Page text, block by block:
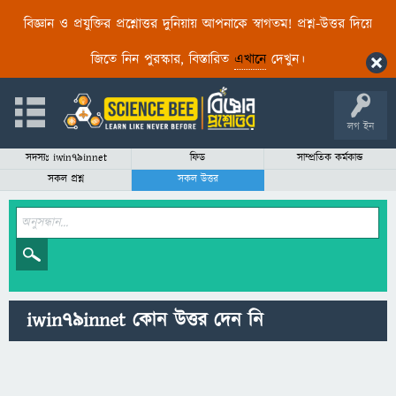
বিজ্ঞান ও প্রযুক্তির প্রশ্নোত্তর দুনিয়ায় আপনাকে স্বাগতম! প্রশ্ন-উত্তর দিয়ে
জিতে নিন পুরস্কার, বিস্তারিত এখানেদেখুন।
লগ ইন
সদস্যঃ iwin79innet ফিড
সাম্প্রতিক কর্মকান্ড
সকল প্রশ্ন
সকল উত্তর
iwin79innet কোন উত্তর দেন নি